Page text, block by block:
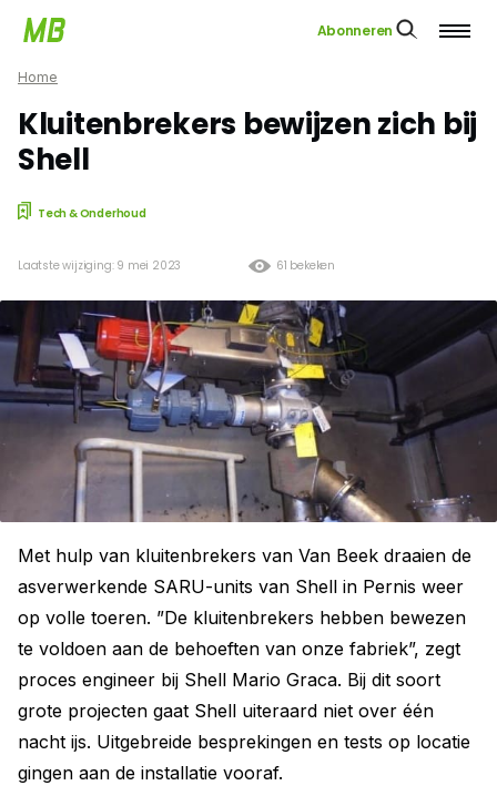
Abonneren
Home
Kluitenbrekers bewijzen zich bij
Shell
Tech & Onderhoud
61 bekeken
Laatste wijziging: 9 mei 2023
Met hulp van kluitenbrekers van Van Beek draaien de
asverwerkende SARU-units van Shell in Pernis weer
op volle toeren. ”De kluitenbrekers hebben bewezen
te voldoen aan de behoeften van onze fabriek”, zegt
proces engineer bij Shell Mario Graca. Bij dit soort
grote projecten gaat Shell uiteraard niet over één
nacht ijs. Uitgebreide besprekingen en tests op locatie
gingen aan de installatie vooraf.